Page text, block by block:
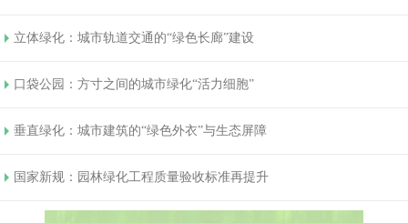
立体绿化：城市轨道交通的“绿色长廊”建设
口袋公园：方寸之间的城市绿化“活力细胞”
垂直绿化：城市建筑的“绿色外衣”与生态屏障
国家新规：园林绿化工程质量验收标准再提升